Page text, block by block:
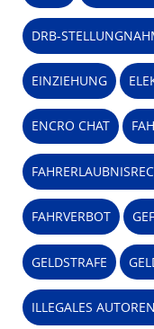
DRB-
EINZIEHUNG
ENCRO CHAT
FAHRVERBOT
GELDSTRAFE
ILLEGALES